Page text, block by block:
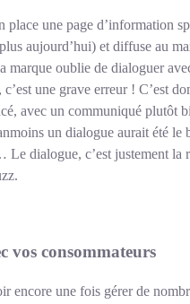
place une page d’information
aujourd’hui) et diffuse au
marque oublie de dialoguer
une grave erreur ! C’est
avec un communiqué plutôt
un dialogue aurait été le
Le dialogue, c’est justement la
vos consommateurs
encore une fois gérer de